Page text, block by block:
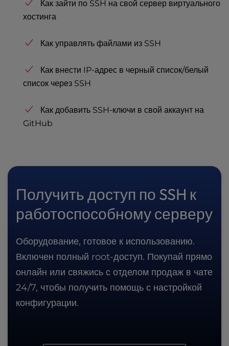
Как зайти по SSH на свой сервер виртуального
хостинга
Как управлять файлами из SSH
Как внести IP-адрес в черный список/белый
список через SSH
Как добавить SSH-ключи в свой аккаунт на
GitHub
Получить доступ по SSH к
работоспособному серверу
Оборудование, готовое к использованию.
Включен полный root-доступ. Покупай прямо
онлайн или свяжись с отделом продаж в чате
24/7, чтобы получить помощь с настройкой
конфигурации.